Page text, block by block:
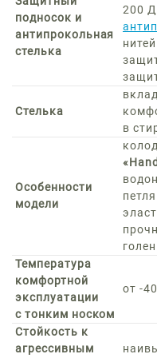
подносок и
антипрокольная
стелька
200
Стелька
в
Особенности
модели
Температура
комфортной
эксплуатации
с тонким носком
от -
Стойкость к
агрессивным